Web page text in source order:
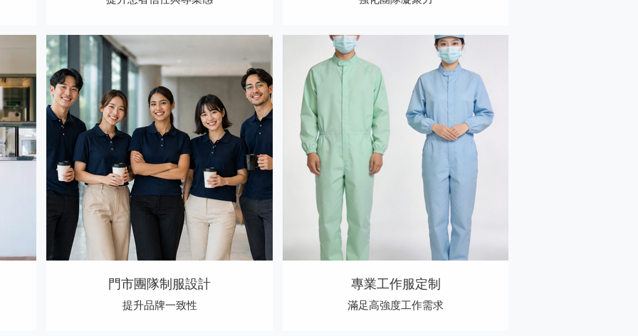
門市團隊制服設計
提升品牌一致性
專業工作服定制
滿足高強度工作需求